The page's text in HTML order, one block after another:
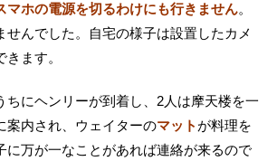
マホの電源を切るわけにも行きません。
せんでした。自宅の様子は設置したカメ
ます。
ちにヘンリーが到着し、2人は摩天楼を一
案内され、ウェイターのマット が料理を
に万が一なことがあれば連絡が来るので